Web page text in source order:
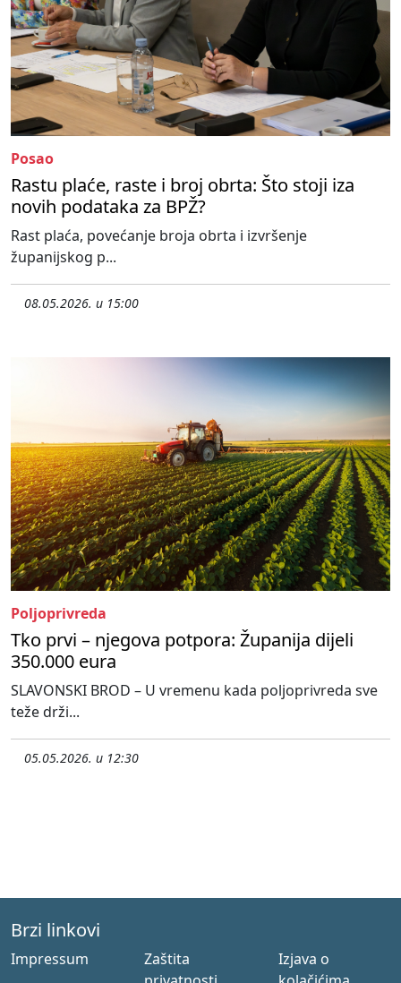
Posao
Rastu plaće, raste i broj obrta: Što stoji iza
novih podataka za BPŽ?
Rast plaća, povećanje broja obrta i izvršenje
županijskog p...
08.05.2026. u 15:00
Poljoprivreda
Tko prvi – njegova potpora: Županija dijeli
350.000 eura
SLAVONSKI BROD – U vremenu kada poljoprivreda sve
teže drži...
05.05.2026. u 12:30
Brzi linkovi
Impressum
Zaštita
Izjava o